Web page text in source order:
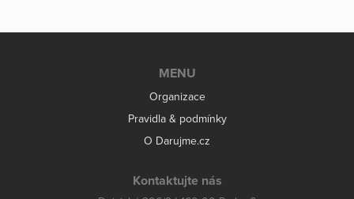
MENU
Organizace
Pravidla & podmínky
O Darujme.cz
Kontaktujte nás